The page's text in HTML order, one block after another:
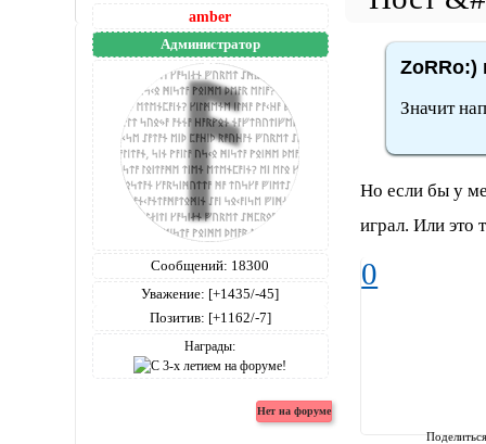
amber
Администратор
Сообщений: 18300
Уважение: [+1435/-45]
Позитив: [+1162/-7]
Награды:
ZoRRo:)
Значит
Но если бы у
играл. Или это
0